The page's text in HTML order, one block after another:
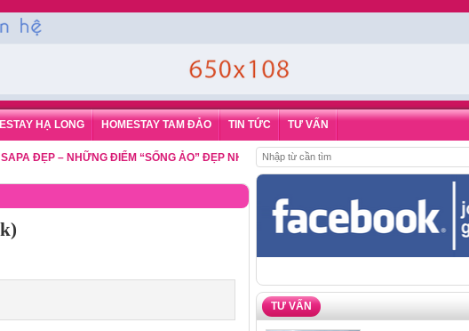
HẠ LONG HOMESTAY TAM ĐẢO TIN TỨC TƯ VẤN
ĐẸP – NHỮNG ĐIỂM “SỐNG ẢO” ĐẸP NHẤT CHO DU KHÁCH,ĐẶT PHÒNG HOMESTAY
TƯ VẤN